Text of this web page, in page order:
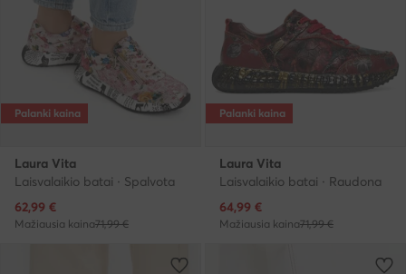
Palanki kaina
Laura Vita
Laisvalaikio batai · Spalvota
Dabartinė kaina
62,99 €
Mažiausia kaina71,99 €
Palanki kaina
Laura Vita
Laisvalaikio batai · Raudona
Dabartinė kaina
64,99 €
Mažiausia kaina71,99 €